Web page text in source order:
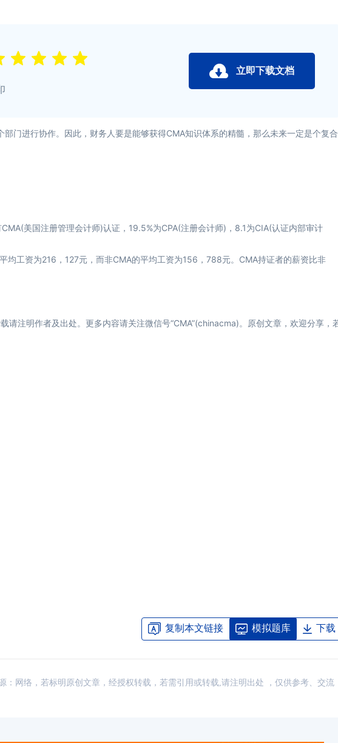
立即下载文档
进行协作。因此，财务人要是能够获得CMA知识体系的精髓，那么未来一定是个复合
美国注册管理会计师)认证，19.5%为CPA(注册会计师)，8.1为CIA(认证内部审计
均工资为216，127元，而非CMA的平均工资为156，788元。CMA持证者的薪资比非
请注明作者及出处。更多内容请关注微信号“CMA”(chinacma)。原创文章，欢迎分享，
复制本文链接 模拟题库 下载
：网络，若标明原创文章，经授权转载，若需引用或转载,请注明出处 ，仅供参考、交流